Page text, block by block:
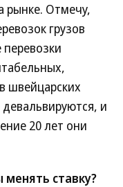
рынке. Отмечу,
грузов
швейцарских
и
20 лет они
ставку?